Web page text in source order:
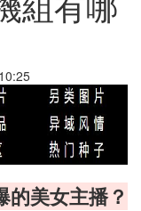
美女主播？